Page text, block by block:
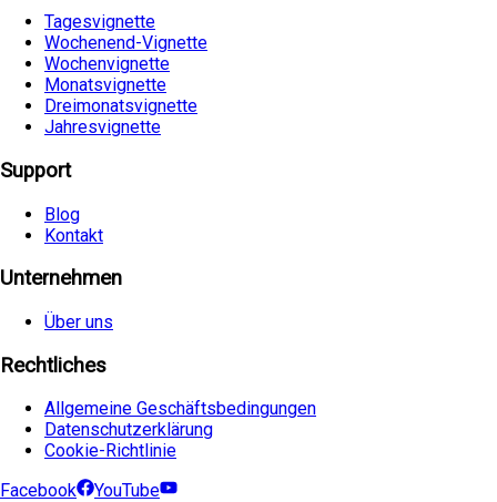
Tagesvignette
Wochenend-Vignette
Wochenvignette
Monatsvignette
Dreimonatsvignette
Jahresvignette
Support
Blog
Kontakt
Unternehmen
Über uns
Rechtliches
Allgemeine Geschäftsbedingungen
Datenschutzerklärung
Cookie-Richtlinie
Facebook
YouTube